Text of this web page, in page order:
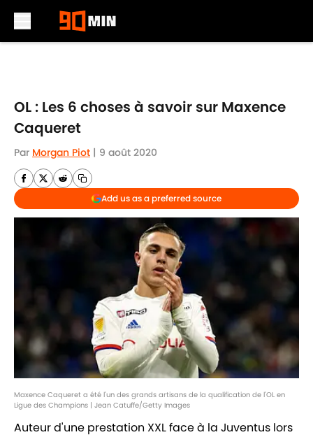
OL : Les 6 choses à savoir sur Maxence
Caqueret
Par Morgan Piot | 9 août 2020
Add us as a preferred source
Maxence Caqueret a été l'un des grands artisans de la qualification de l'OL en
Ligue des Champions | Jean Catuffe/Getty Images
Auteur d'une prestation XXL face à la Juventus lors